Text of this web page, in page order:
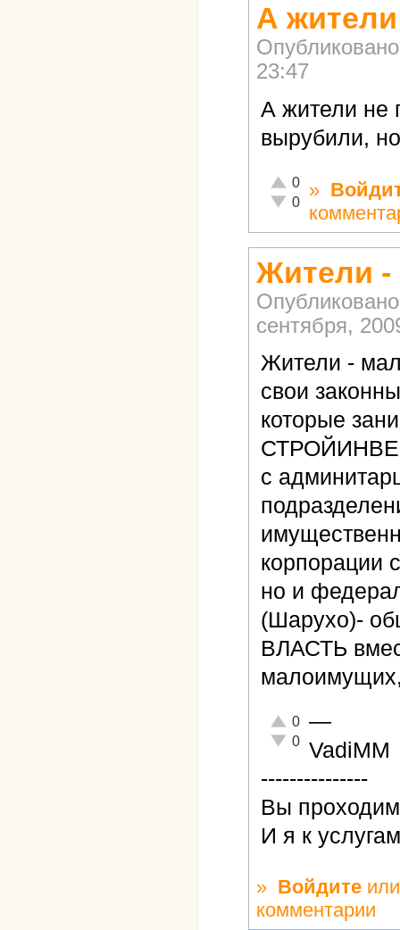
А
23:47
А жители не
вырубили,
Отлично!
0
Неадекватно!
0
»
Жители
сентября,
Жители -
свои
которые
с
корпорации
но и
(Шарухо)-
ВЛАСТЬ
Отлично!
0
Неадекватно!
0
—
VadiMM
---------------
Вы
И я к
» Войдите
комментарии